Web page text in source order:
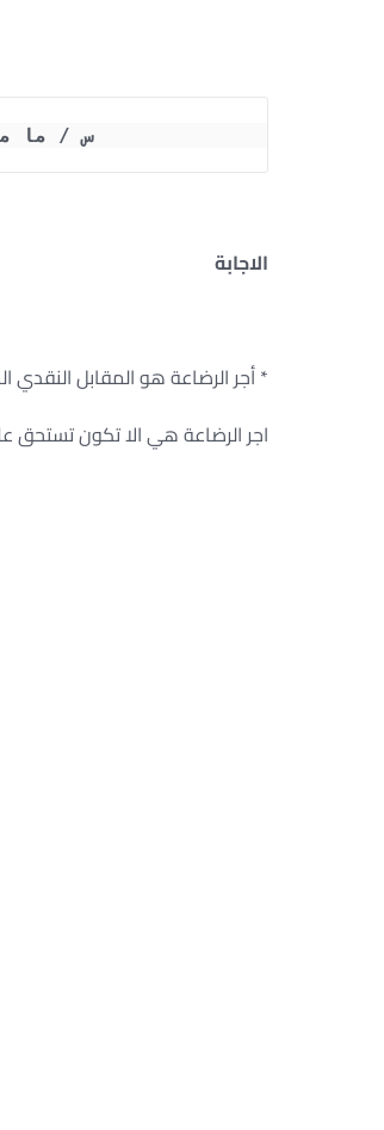
س / ما
الاجابة
* أجر الرضاعة هو المقابل النقدي
اجر الرضاعة هي الا تكون تستحق